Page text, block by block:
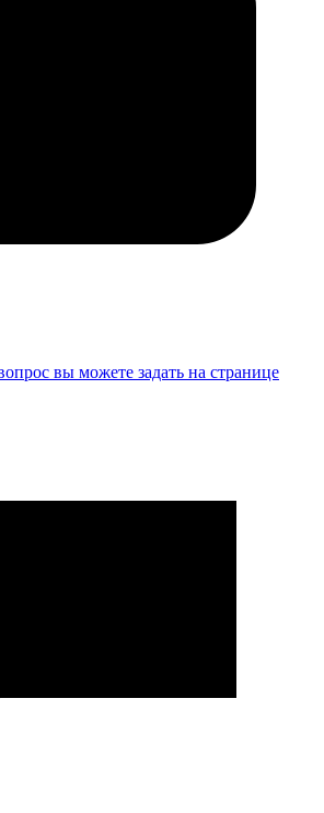
вы можете задать на странице